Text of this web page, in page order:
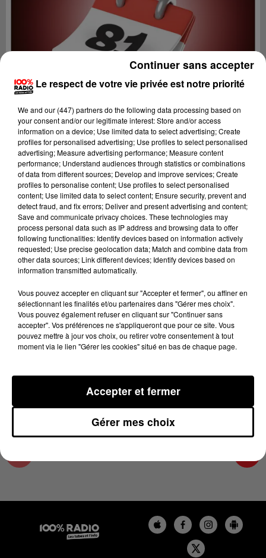
Lecture (1 min 14 sec)
100%
L'agenda du Tarn nord
24 mai 2023 - 1 min 14 sec
L'AGENDA DU TARN NORD DU 24/05/2023 À
10H39
L'AGENDA DU TARN NORD
Le respect de votre vie privée est notre priorité
We and our (447) partnersdo the following data processing based on
your consent and/or our legitimate interest: Store and/or access
information on a device; Use limited data to select advertising; Create
profiles for personalised advertising; Use profiles to select personalised
advertising; Measure advertising performance; Measure content
performance; Understand audiences through statistics or combinations
of data from different sources; Develop and improve services; Create
profiles to personalise content; Use profiles to select personalised
content; Use limited data to select content; Ensure security, prevent and
detect fraud, and fix errors; Deliver and present advertising and content;
Save and communicate privacy choices. These technologies may
process personal data such as IP address and browsing data to offer
following functionalities: Identify devices based on information actively
requested; Use precise geolocation data; Match and combine data from
other data sources; Link different devices; Identify devices based on
information transmitted automatically.
Vous pouvez accepter en cliquant sur "Accepter et fermer", ou affiner en
sélectionnant les finalités et/ou partenaires dans "Gérer mes choix".
Vous pouvez également refuser en cliquant sur "Continuer sans
accepter". Vos préférences ne s'appliqueront que pour ce site. Vous
pouvez mettre à jour vos choix, ou retirer votre consentement à tout
moment via le lien "Gérer les cookies" situé en bas de chaque page.
Gérer mes choix
Accepter et fermer
Continuer sans accepter